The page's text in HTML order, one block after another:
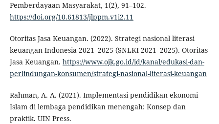
Pemberdayaan Masyarakat, 1(2), 91–102.
https://doi.org/10.61813/jlppm.v1i2.11
Otoritas Jasa Keuangan. (2022). Strategi nasional literasi
keuangan Indonesia 2021–2025 (SNLKI 2021–2025). Otoritas
Jasa Keuangan. https://www.ojk.go.id/id/kanal/edukasi-dan-
perlindungan-konsumen/strategi-nasional-literasi-keuangan
Rahman, A. A. (2021). Implementasi pendidikan ekonomi
Islam di lembaga pendidikan menengah: Konsep dan
praktik. UIN Press.